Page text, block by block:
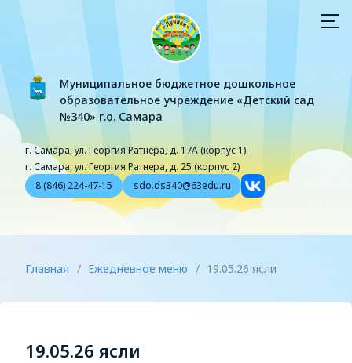
Муниципальное бюджетное дошкольное
образовательное учреждение «Детский сад
№340» г.о. Самара
г. Самара, ул. Георгия Ратнера, д. 17А (корпус 1)
г. Самара, ул. Георгия Ратнера, д. 25 (корпус 2)
8 (846) 224-47-15
sdo.ds340@63edu.ru
Главная / Ежедневное меню / 19.05.26 ясли
19.05.26 ясли